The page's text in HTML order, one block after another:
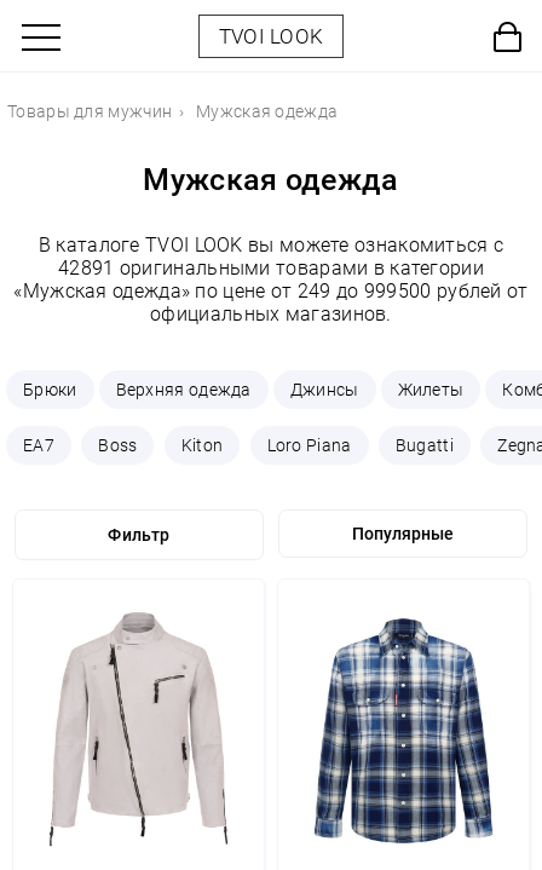
TVOI LOOK
Товары для мужчин Мужская одежда
Мужская одежда
В каталоге TVOI LOOK вы можете ознакомиться с
42891 оригинальными товарами в категории
«Мужская одежда» по цене от 249 до 999500 рублей от
официальных магазинов.
Брюки Верхняя одежда Джинсы Жилеты
EA7 Boss Kiton Loro Piana Bugatti
Фильтр